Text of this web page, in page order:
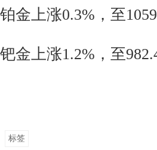
铂金上涨0.3%，至
钯金上涨1.2%，至
标签